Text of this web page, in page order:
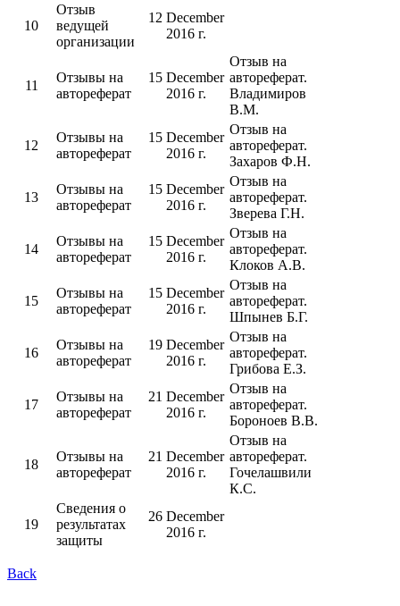
10
Отзыв
ведущей
организации
12 December
2016 г.
11
Отзывы на
автореферат
15 December
2016 г.
Отзыв на
автореферат.
Владимиров
В.М.
12
Отзывы на
автореферат
15 December
2016 г.
Отзыв на
автореферат.
Захаров Ф.Н.
13
Отзывы на
автореферат
15 December
2016 г.
Отзыв на
автореферат.
Зверева Г.Н.
14
Отзывы на
автореферат
15 December
2016 г.
Отзыв на
автореферат.
Клоков А.В.
15
Отзывы на
автореферат
15 December
2016 г.
Отзыв на
автореферат.
Шпынев Б.Г.
16
Отзывы на
автореферат
19 December
2016 г.
Отзыв на
автореферат.
Грибова Е.З.
17
Отзывы на
автореферат
21 December
2016 г.
Отзыв на
автореферат.
Бороноев В.В.
18
Отзывы на
автореферат
21 December
2016 г.
Отзыв на
автореферат.
Гочелашвили
К.С.
19
Сведения о
результатах
защиты
26 December
2016 г.
Back